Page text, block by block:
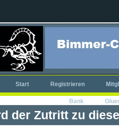
Start Registrieren
Bank
der Zutritt zu